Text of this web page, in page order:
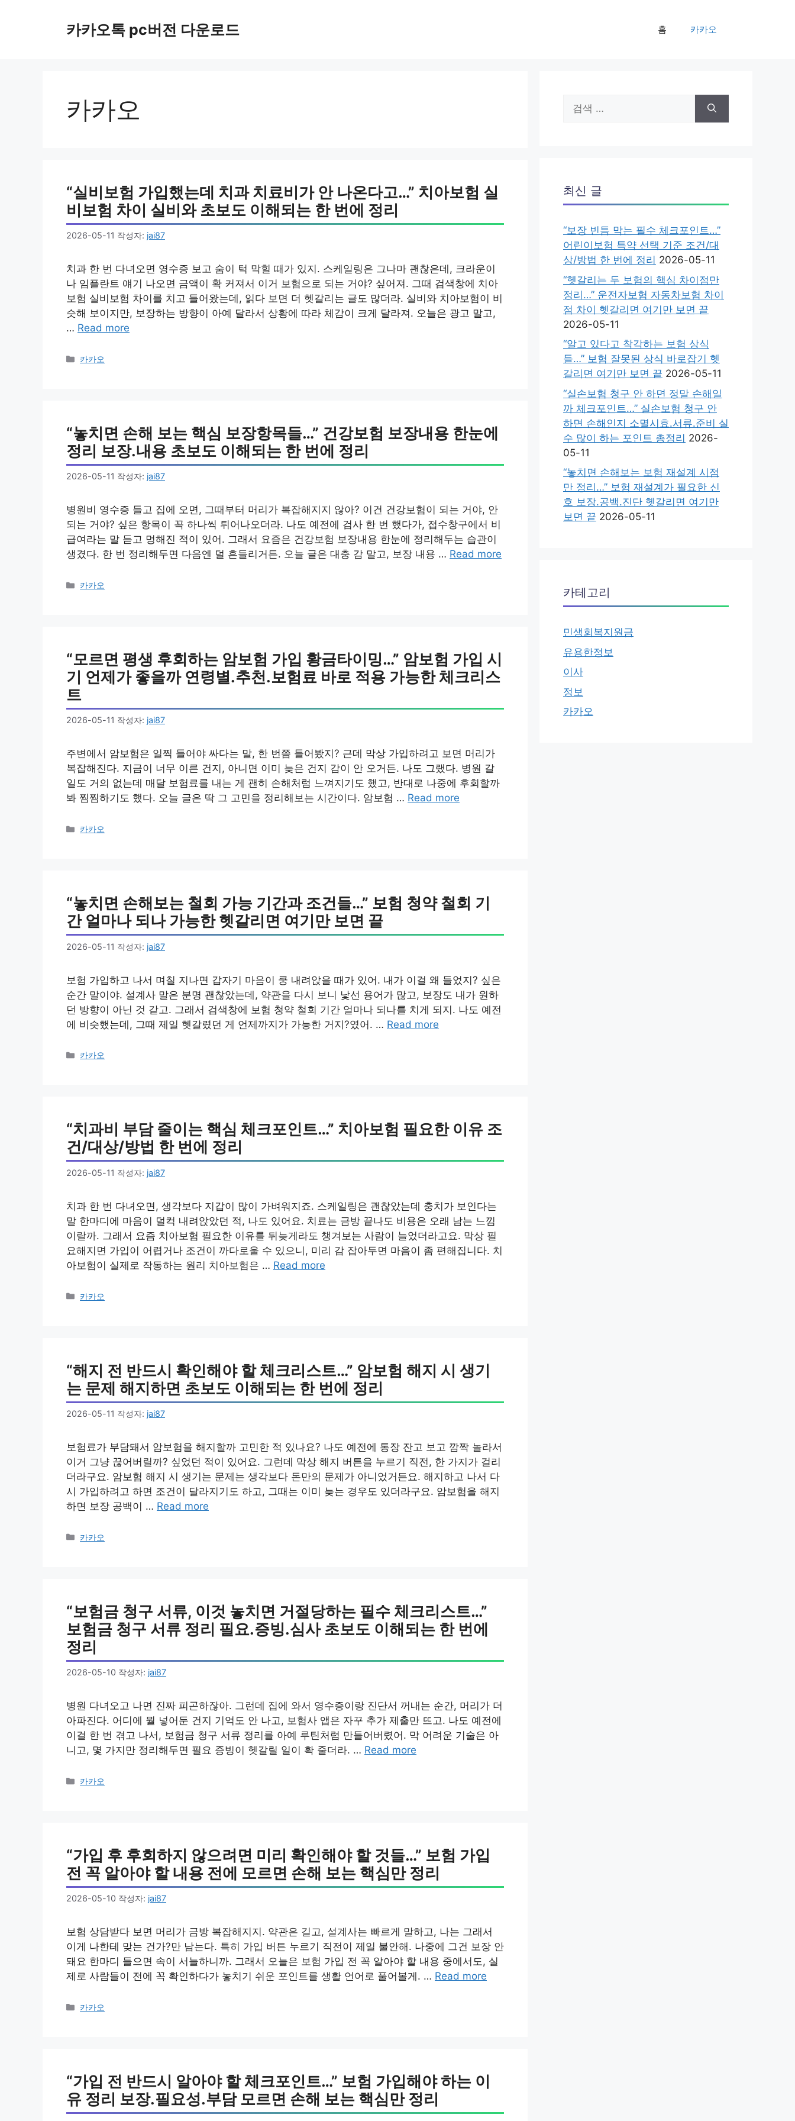
카카오톡 pc버전 다운로드 홈 카카오
카카오
“실비보험 가입했는데 치과 치료비가 안 나온다고…” 치아보험 실
비보험 차이 실비와 초보도 이해되는 한 번에 정리
2026-05-11 작성자: jai87
치과 한 번 다녀오면 영수증 보고 숨이 턱 막힐 때가 있지. 스케일링은 그나마 괜찮은데, 크라운이
나 임플란트 얘기 나오면 금액이 확 커져서 이거 보험으로 되는 거야? 싶어져. 그때 검색창에 치아
보험 실비보험 차이를 치고 들어왔는데, 읽다 보면 더 헷갈리는 글도 많더라. 실비와 치아보험이 비
슷해 보이지만, 보장하는 방향이 아예 달라서 상황에 따라 체감이 크게 달라져. 오늘은 광고 말고,
… Read more
카
카카오
“놓치면 손해 보는 핵심 보장항목들…” 건강보험 보장내용 한눈에
정리 보장.내용 초보도 이해되는 한 번에 정리
2026-05-11 작성자: jai87
병원비 영수증 들고 집에 오면, 그때부터 머리가 복잡해지지 않아? 이건 건강보험이 되는 거야, 안
되는 거야? 싶은 항목이 꼭 하나씩 튀어나오더라. 나도 예전에 검사 한 번 했다가, 접수창구에서 비
급여라는 말 듣고 멍해진 적이 있어. 그래서 요즘은 건강보험 보장내용 한눈에 정리해두는 습관이
생겼다. 한 번 정리해두면 다음엔 덜 흔들리거든. 오늘 글은 대충 감 말고, 보장 내용 … Read more
카
카카오
“모르면 평생 후회하는 암보험 가입 황금타이밍…” 암보험 가입 시
기 언제가 좋을까 연령별.추천.보험료 바로 적용 가능한 체크리스
트
2026-05-11 작성자: jai87
주변에서 암보험은 일찍 들어야 싸다는 말, 한 번쯤 들어봤지? 근데 막상 가입하려고 보면 머리가
복잡해진다. 지금이 너무 이른 건지, 아니면 이미 늦은 건지 감이 안 오거든. 나도 그랬다. 병원 갈
일도 거의 없는데 매달 보험료를 내는 게 괜히 손해처럼 느껴지기도 했고, 반대로 나중에 후회할까
봐 찜찜하기도 했다. 오늘 글은 딱 그 고민을 정리해보는 시간이다. 암보험 … Read more
카
카카오
“놓치면 손해보는 철회 가능 기간과 조건들…” 보험 청약 철회 기
간 얼마나 되나 가능한 헷갈리면 여기만 보면 끝
2026-05-11 작성자: jai87
보험 가입하고 나서 며칠 지나면 갑자기 마음이 쿵 내려앉을 때가 있어. 내가 이걸 왜 들었지? 싶은
순간 말이야. 설계사 말은 분명 괜찮았는데, 약관을 다시 보니 낯선 용어가 많고, 보장도 내가 원하
던 방향이 아닌 것 같고. 그래서 검색창에 보험 청약 철회 기간 얼마나 되나를 치게 되지. 나도 예전
에 비슷했는데, 그때 제일 헷갈렸던 게 언제까지가 가능한 거지?였어. … Read more
카
카카오
“치과비 부담 줄이는 핵심 체크포인트…” 치아보험 필요한 이유 조
건/대상/방법 한 번에 정리
2026-05-11 작성자: jai87
치과 한 번 다녀오면, 생각보다 지갑이 많이 가벼워지죠. 스케일링은 괜찮았는데 충치가 보인다는
말 한마디에 마음이 덜컥 내려앉았던 적, 나도 있어요. 치료는 금방 끝나도 비용은 오래 남는 느낌
이랄까. 그래서 요즘 치아보험 필요한 이유를 뒤늦게라도 챙겨보는 사람이 늘었더라고요. 막상 필
요해지면 가입이 어렵거나 조건이 까다로울 수 있으니, 미리 감 잡아두면 마음이 좀 편해집니다. 치
아보험이 실제로 작동하는 원리 치아보험은 … Read more
카
카카오
“해지 전 반드시 확인해야 할 체크리스트…” 암보험 해지 시 생기
는 문제 해지하면 초보도 이해되는 한 번에 정리
2026-05-11 작성자: jai87
보험료가 부담돼서 암보험을 해지할까 고민한 적 있나요? 나도 예전에 통장 잔고 보고 깜짝 놀라서
이거 그냥 끊어버릴까? 싶었던 적이 있어요. 그런데 막상 해지 버튼을 누르기 직전, 한 가지가 걸리
더라구요. 암보험 해지 시 생기는 문제는 생각보다 돈만의 문제가 아니었거든요. 해지하고 나서 다
시 가입하려고 하면 조건이 달라지기도 하고, 그때는 이미 늦는 경우도 있더라구요. 암보험을 해지
하면 보장 공백이 … Read more
카
카카오
“보험금 청구 서류, 이것 놓치면 거절당하는 필수 체크리스트…”
보험금 청구 서류 정리 필요.증빙.심사 초보도 이해되는 한 번에
정리
2026-05-10 작성자: jai87
병원 다녀오고 나면 진짜 피곤하잖아. 그런데 집에 와서 영수증이랑 진단서 꺼내는 순간, 머리가 더
아파진다. 어디에 뭘 넣어둔 건지 기억도 안 나고, 보험사 앱은 자꾸 추가 제출만 뜨고. 나도 예전에
이걸 한 번 겪고 나서, 보험금 청구 서류 정리를 아예 루틴처럼 만들어버렸어. 막 어려운 기술은 아
니고, 몇 가지만 정리해두면 필요 증빙이 헷갈릴 일이 확 줄더라. … Read more
카
카카오
“가입 후 후회하지 않으려면 미리 확인해야 할 것들…” 보험 가입
전 꼭 알아야 할 내용 전에 모르면 손해 보는 핵심만 정리
2026-05-10 작성자: jai87
보험 상담받다 보면 머리가 금방 복잡해지지. 약관은 길고, 설계사는 빠르게 말하고, 나는 그래서
이게 나한테 맞는 건가?만 남는다. 특히 가입 버튼 누르기 직전이 제일 불안해. 나중에 그건 보장 안
돼요 한마디 들으면 속이 서늘하니까. 그래서 오늘은 보험 가입 전 꼭 알아야 할 내용 중에서도, 실
제로 사람들이 전에 꼭 확인하다가 놓치기 쉬운 포인트를 생활 언어로 풀어볼게. … Read more
카
카카오
“가입 전 반드시 알아야 할 체크포인트…” 보험 가입해야 하는 이
유 정리 보장.필요성.부담 모르면 손해 보는 핵심만 정리
색:
최신 글
“보장 빈틈 막는 필수 체크포인트…”
어린이보험 특약 선택 기준 조건/대
상/방법 한 번에 정리 2026-05-11
“헷갈리는 두 보험의 핵심 차이점만
정리…” 운전자보험 자동차보험 차이
점 차이 헷갈리면 여기만 보면 끝
2026-05-11
“알고 있다고 착각하는 보험 상식
들…” 보험 잘못된 상식 바로잡기 헷
갈리면 여기만 보면 끝 2026-05-11
“실손보험 청구 안 하면 정말 손해일
까 체크포인트…” 실손보험 청구 안
하면 손해인지 소멸시효.서류.준비 실
수 많이 하는 포인트 총정리 2026-
05-11
“놓치면 손해보는 보험 재설계 시점
만 정리…” 보험 재설계가 필요한 신
호 보장.공백.진단 헷갈리면 여기만
보면 끝 2026-05-11
카테고리
민생회복지원금
유용한정보
이사
정보
카카오